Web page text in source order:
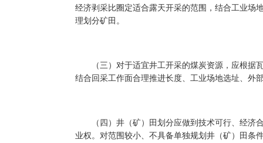
经济剥采比圈定适合露天开采的范围，结合工业场
理划分矿田。
（三）对于适宜井工开采的煤炭资源，应根据
结合回采工作面合理推进长度、工业场地选址、外
（四）井（矿）田划分应做到技术可行、经济
业权。对范围较小、不具备单独规划井（矿）田条